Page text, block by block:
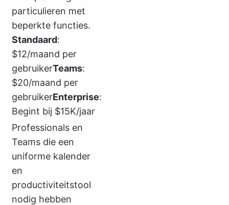
particulieren met
beperkte functies.
Standaard:
$12/maand per
gebruikerTeams:
$20/maand per
gebruikerEnterprise:
Begint bij $15K/jaar
Professionals en
Teams die een
uniforme kalender
en
productiviteitstool
nodig hebben